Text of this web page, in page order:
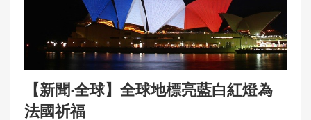
【新聞‧全球】全球地標亮藍白紅燈為
法國祈福